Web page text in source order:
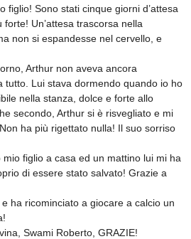
figlio! Sono stati cinque giorni d’attesa
Un’attesa trascorsa nella
non si espandesse nel cervello, e
Arthur non aveva ancora
tutto. Lui stava dormendo quando io ho
nella stanza, dolce e forte allo
secondo, Arthur si è risvegliato e mi
ha più rigettato nulla! Il suo sorriso
figlio a casa ed un mattino lui mi ha
di essere stato salvato! Grazie a
ha ricominciato a giocare a calcio un
Swami Roberto, GRAZIE!